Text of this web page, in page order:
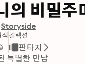
의 비밀주
Storyside
식 컬렉션
판타지
특별한 만남